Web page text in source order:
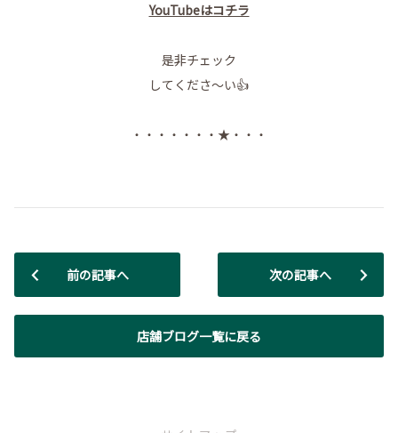
YouTubeはコチラ
是非チェック
してくださ～い👍
・・・・・・・★・・・
前の記事へ
店舗ブログ一覧に戻る
次の記事へ